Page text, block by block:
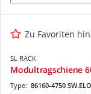
Zu Favoriten
SL RACK
Modultragschiene
Type: 86160-4750